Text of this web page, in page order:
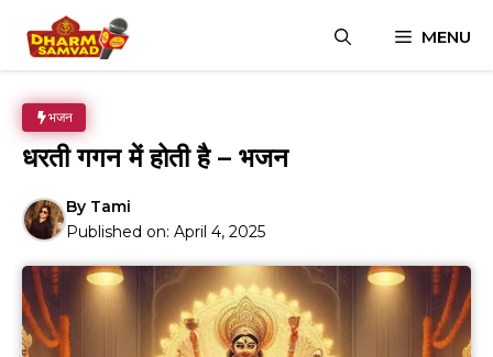
content
MENU
भजन
धरती गगन में होती है – भजन
By Tami
Published on: April 4, 2025